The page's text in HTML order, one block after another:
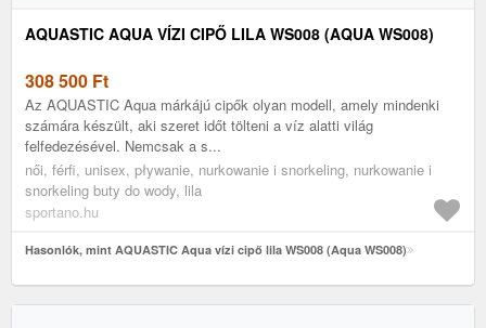
AQUASTIC AQUA VÍZI CIPŐ LILA WS008 (AQUA WS008)
308 500 Ft
Az AQUASTIC Aqua márkájú cipők olyan modell, amely mindenki
számára készült, aki szeret időt tölteni a víz alatti világ
felfedezésével. Nemcsak a s...
női, férfi, unisex, pływanie, nurkowanie i snorkeling, nurkowanie i
snorkeling buty do wody, lila
sportano.hu
Hasonlók, mint AQUASTIC Aqua vízi cipő lila WS008 (Aqua WS008)